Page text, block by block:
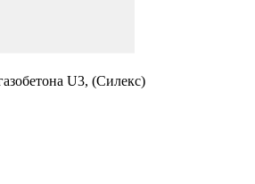
U3, (Силекс)